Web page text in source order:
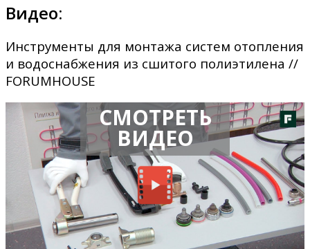
Видео:
Инструменты для монтажа систем отопления
и водоснабжения из сшитого полиэтилена //
FORUMHOUSE
СМОТРЕТЬ
ВИДЕО